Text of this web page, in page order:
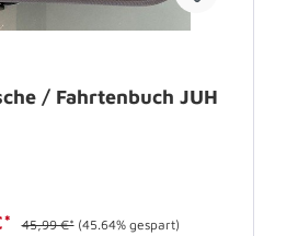
/ Fahrtenbuch JUH
45,99 €* (45.64% gespart)